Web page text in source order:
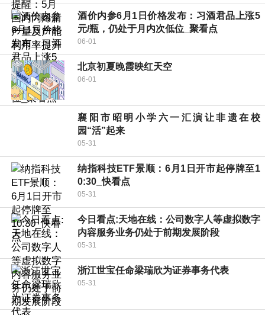
酒价内参6月1日价格发布：习酒君品上涨5
元/瓶，仍处于月内次低位_聚看点
06-01
北京初夏晚霞映红天空
06-01
襄阳市昭明小学六一汇演让非遗在校
园“活”起来
05-31
纳指科技ETF景顺：6月1日开市起停牌至1
0:30_快看点
05-31
今日看点:天地在线：公司数字人等虚拟数字
内容服务业务仍处于前期发展阶段
05-31
浙江世宝任命梁瑞欣为证券事务代表
05-31